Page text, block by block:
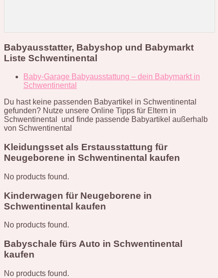
Babyausstatter, Babyshop und Babymarkt
Liste Schwentinental
Baby-Garage Babyausstattung – dein Babymarkt in
Schwentinental
Du hast keine passenden Babyartikel in Schwentinental
gefunden? Nutze unsere Online Tipps für Eltern in
Schwentinental und finde passende Babyartikel außerhalb
von Schwentinental
Kleidungsset als Erstausstattung für
Neugeborene in Schwentinental kaufen
No products found.
Kinderwagen für Neugeborene in
Schwentinental kaufen
No products found.
Babyschale fürs Auto in Schwentinental
kaufen
No products found.